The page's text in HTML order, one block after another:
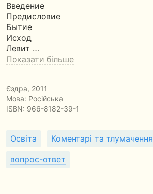
Введение
Предисловие
Бытие
Исход
Левит …
Показати більше
Єздра, 2011
Мова: Російська
ISBN: 966-8182-39-1
Освіта Коментарі та тлумачення
вопрос-ответ